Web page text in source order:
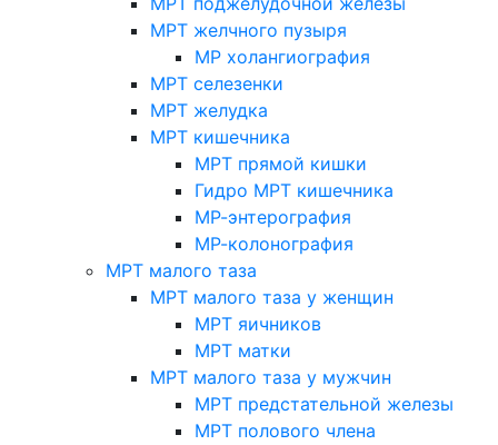
МРТ желчного пузыря
МР холангиография
МРТ селезенки
МРТ желудка
МРТ кишечника
МРТ прямой кишки
Гидро МРТ кишечника
МР-энтерография
МР-колонография
МРТ малого таза
МРТ малого таза у женщин
МРТ яичников
МРТ матки
МРТ малого таза у мужчин
МРТ предстательной железы
МРТ полового члена